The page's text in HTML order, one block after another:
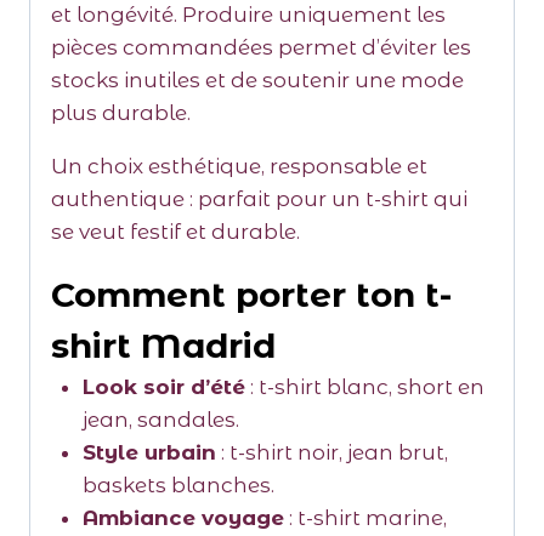
et longévité. Produire uniquement les
pièces commandées permet d’éviter les
stocks inutiles et de soutenir une mode
plus durable.
Un choix esthétique, responsable et
authentique : parfait pour un t-shirt qui
se veut festif et durable.
Comment porter ton t-
shirt Madrid
Look soir d’été: t-shirt blanc, short en
jean, sandales.
Style urbain : t-shirt noir, jean brut,
baskets blanches.
Ambiance voyage: t-shirt marine,